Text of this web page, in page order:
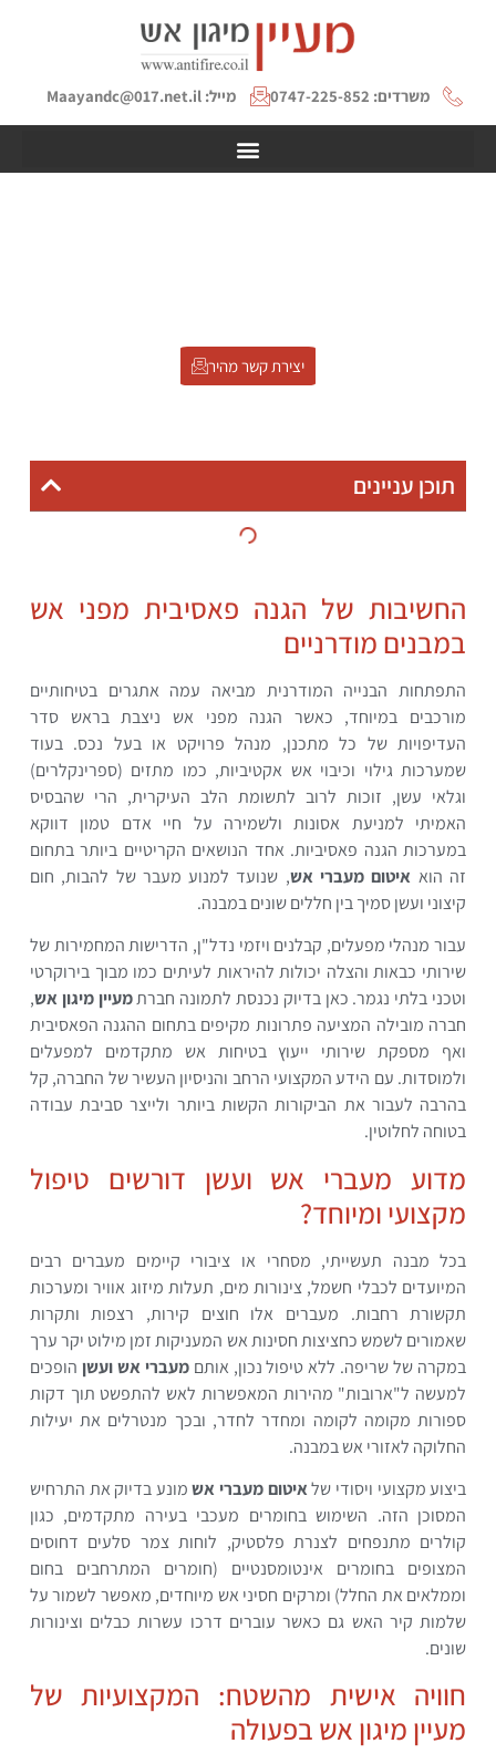
משרדים: 0747-225-852 מייל: Maayandc@017.net.il
יצירת קשר מהיר
תוכן עניינים
החשיבות של הגנה פאסיבית מפני אש
במבנים מודרניים
התפתחות הבנייה המודרנית מביאה עמה אתגרים בטיחותיים
מורכבים במיוחד, כאשר הגנה מפני אש ניצבת בראש סדר
העדיפויות של כל מתכנן, מנהל פרויקט או בעל נכס. בעוד
שמערכות גילוי וכיבוי אש אקטיביות, כמו מתזים (ספרינקלרים)
וגלאי עשן, זוכות לרוב לתשומת הלב העיקרית, הרי שהבסיס
האמיתי למניעת אסונות ולשמירה על חיי אדם טמון דווקא
במערכות הגנה פאסיביות. אחד הנושאים הקריטיים ביותר בתחום
זה הוא איטום מעברי אש, שנועד למנוע מעבר של להבות, חום
קיצוני ועשן סמיך בין חללים שונים במבנה.
עבור מנהלי מפעלים, קבלנים ויזמי נדל"ן, הדרישות המחמירות של
שירותי כבאות והצלה יכולות להיראות לעיתים כמו מבוך בירוקרטי
וטכני בלתי נגמר. כאן בדיוק נכנסת לתמונה חברתמעיין מיגון אש,
חברה מובילה המציעה פתרונות מקיפים בתחום ההגנה הפאסיבית
ואף מספקת שירותי ייעוץ בטיחות אש מתקדמים למפעלים
ולמוסדות. עם הידע המקצועי הרחב והניסיון העשיר של החברה, קל
בהרבה לעבור את הביקורות הקשות ביותר ולייצר סביבת עבודה
בטוחה לחלוטין.
מדוע מעברי אש ועשן דורשים טיפול
מקצועי ומיוחד?
בכל מבנה תעשייתי, מסחרי או ציבורי קיימים מעברים רבים
המיועדים לכבלי חשמל, צינורות מים, תעלות מיזוג אוויר ומערכות
תקשורת רחבות. מעברים אלו חוצים קירות, רצפות ותקרות
שאמורים לשמש כחציצות חסינות אש המעניקות זמן מילוט יקר ערך
במקרה של שריפה. ללא טיפול נכון, אותםמעברי אש ועשן הופכים
למעשה ל"ארובות" מהירות המאפשרות לאש להתפשט תוך דקות
ספורות מקומה לקומה ומחדר לחדר, ובכך מנטרלים את יעילות
החלוקה לאזורי אש במבנה.
ביצוע מקצועי ויסודי שלאיטום מעברי אשמונע בדיוק את התרחיש
המסוכן הזה. השימוש בחומרים מעכבי בעירה מתקדמים, כגון
קולרים מתנפחים לצנרת פלסטיק, לוחות צמר סלעים דחוסים
המצופים בחומרים אינטומסנטיים (חומרים המתרחבים בחום
וממלאים את החלל) ומרקים חסיני אש מיוחדים, מאפשר לשמור על
שלמות קיר האש גם כאשר עוברים דרכו עשרות כבלים וצינורות
שונים.
חוויה אישית מהשטח: המקצועיות של
מעיין מיגון אש בפעולה